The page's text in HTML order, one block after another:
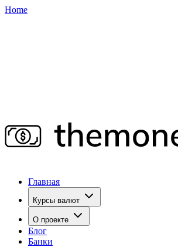
Home
Главная
Курсы валют
О проекте
Блог
Банки